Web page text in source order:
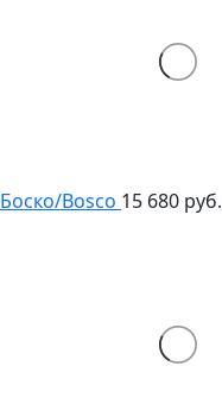
Боско/Bosco 15 680 руб.